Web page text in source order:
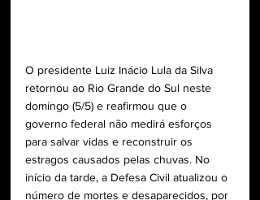
O presidente Luiz Inácio Lula da Silva
retornou ao Rio Grande do Sul neste
domingo (5/5) e reafirmou que o
governo federal não medirá esforços
para salvar vidas e reconstruir os
estragos causados pelas chuvas. No
início da tarde, a Defesa Civil atualizou o
número de mortes e desaparecidos, por